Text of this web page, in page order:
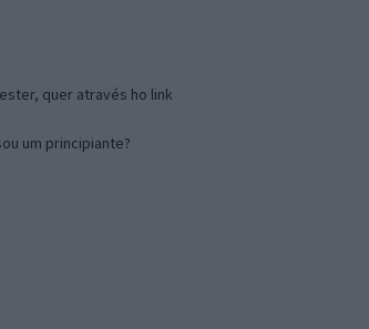
quer através ho link
um principiante?